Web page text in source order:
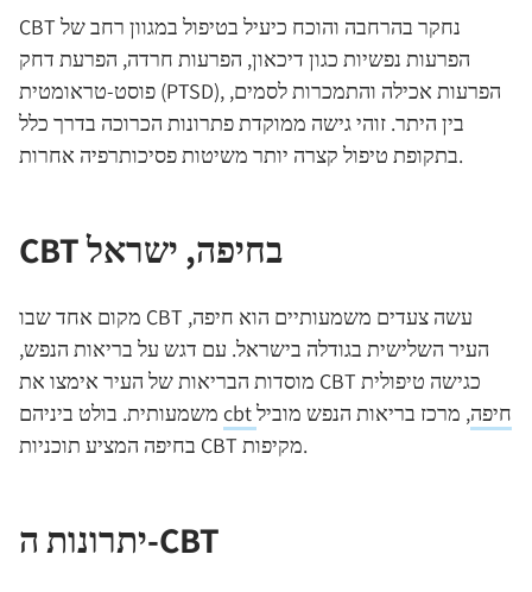
CBT נחקר בהרחבה והוכח כיעיל בטיפול במגוון רחב של
הפרעות נפשיות כגון דיכאון, הפרעות חרדה, הפרעת דחק
פוסט-טראומטית (PTSD), הפרעות אכילה והתמכרות לסמים,
בין היתר. זוהי גישה ממוקדת פתרונות הכרוכה בדרך כלל
בתקופת טיפול קצרה יותר משיטות פסיכותרפיה אחרות.
CBT בחיפה, ישראל
מקום אחד שבו CBT עשה צעדים משמעותיים הוא חיפה,
העיר השלישית בגודלה בישראל. עם דגש על בריאות הנפש,
מוסדות הבריאות של העיר אימצו את CBT כגישה טיפולית
cbt חיפה, מרכז בריאות הנפש מוביל
בחיפה המציע תוכניות CBT מקיפות.
יתרונות ה-CBT